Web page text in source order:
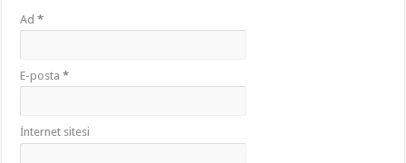
Ad*
E-posta*
İnternet sitesi